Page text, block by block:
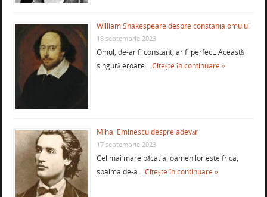
William Shakespeare despre constanţa omului
18 septembrie 2023
Omul, de-ar fi constant, ar fi perfect. Această
singură eroare …Citește în continuare »
Mihai Eminescu despre adevăr
17 septembrie 2023
Cel mai mare păcat al oamenilor este frica,
spaima de-a …Citește în continuare »